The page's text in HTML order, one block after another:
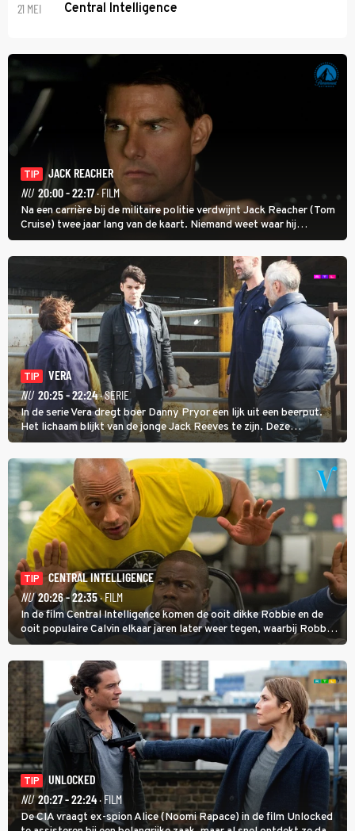
21 MEI Central Intelligence
TIP
JACK REACHER
NU 20:00 - 22:17· FILM
Na een carrière bij de militaire politie verdwijnt Jack Reacher (Tom
Cruise) twee jaar lang van de kaart. Niemand weet waar hij
uithangt, totdat moordverdachte James Barr naar hem vraagt.
TIP
VERA
NU 20:25 - 22:24· SERIE
In de serie Vera dregt boer Danny Pryor een lijk uit een beerput.
Het lichaam blijkt van de jonge Jack Reeves te zijn. Deze
homoseksuele woonwagenbewoner had gebroken met zijn familie
en verliet het kamp met slaande ruzie.
TIP
CENTRAL INTELLIGENCE
NU 20:26 - 22:35· FILM
In de film Central Intelligence komen de ooit dikke Robbie en de
ooit populaire Calvin elkaar jaren later weer tegen, waarbij Robbie,
inmiddels supergespierd en werkzaam voor de CIA, Calvins hulp
goed kan gebruiken.
TIP
UNLOCKED
NU 20:27 - 22:24· FILM
De CIA vraagt ex-spion Alice (Noomi Rapace) in de film Unlocked